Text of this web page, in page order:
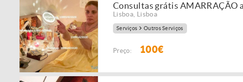
Consultas grátis AMARRAÇÃO
Lisboa Lisboa
Serviços Outros Serviços
Preço: 100€